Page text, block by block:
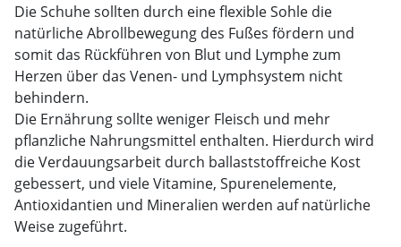
Die Schuhe sollten durch eine flexible Sohle die
natürliche Abrollbewegung des Fußes fördern und
somit das Rückführen von Blut und Lymphe zum
Herzen über das Venen- und Lymphsystem nicht
behindern.
Die Ernährung sollte weniger Fleisch und mehr
pflanzliche Nahrungsmittel enthalten. Hierdurch wird
die Verdauungsarbeit durch ballaststoffreiche Kost
gebessert, und viele Vitamine, Spurenelemente,
Antioxidantien und Mineralien werden auf natürliche
Weise zugeführt.